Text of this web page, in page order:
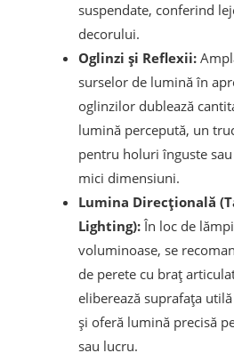
suspendate, conferind
decorului.
Oglinzi și Reflexii:
surselor de lumină în
oglinzilor dublează
lumină percepută, un
pentru holuri înguste
mici dimensiuni.
Lumina Direcțională
Lighting):În loc de
voluminoase, se
de perete cu braț
eliberează suprafața
și oferă lumină precisă
sau lucru.